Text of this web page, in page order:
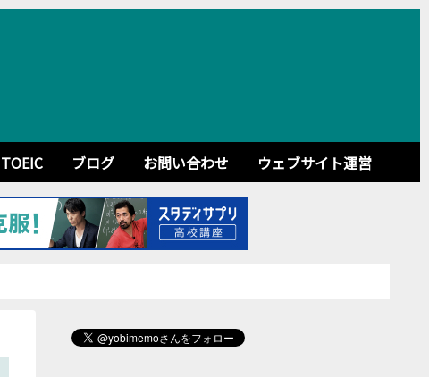
TOEIC ブログ お問い合わせ ウェブサイト運営